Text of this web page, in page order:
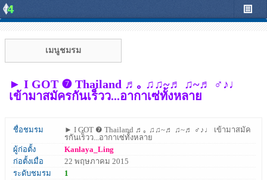
เมนูชมรม
► I GOT ❼ Thailand ♬｡ ♫♫~♬ ♫~♬ ♂♪♩
เข้ามาสมัครกันเร็วว...อากาเซ่ทั้งหลาย
ชื่อชมรม
► I GOT ❼ Thailand ♬｡ ♫♫~♬ ♫~♬ ♂♪♩ เข้ามาสมัค
รกันเร็วว...อากาเซ่ทั้งหลาย
ผู้ก่อตั้ง
Kanlaya_Ling
ก่อตั้งเมื่อ
22 พฤษภาคม 2015
ระดับชมรม
1